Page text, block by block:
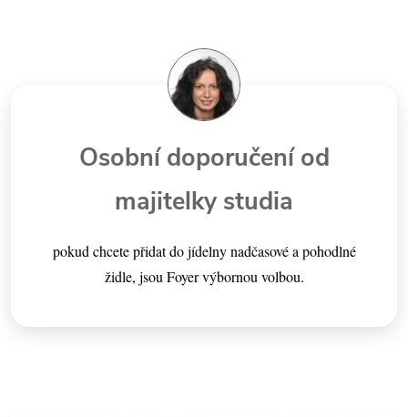
Osobní doporučení od
majitelky studia
pokud chcete přidat do jídelny nadčasové a pohodlné
židle, jsou Foyer výbornou volbou.